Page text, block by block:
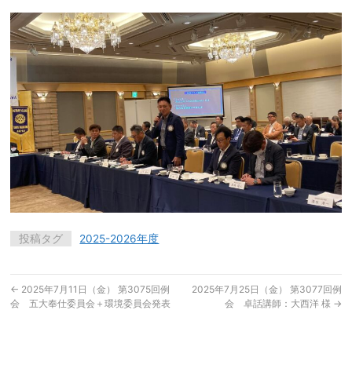
投稿タグ 2025-2026年度
← 2025年7月11日（金） 第3075回例
会 五大奉仕委員会＋環境委員会発表
2025年7月25日（金） 第3077回例
会 卓話講師：大西洋 様 →